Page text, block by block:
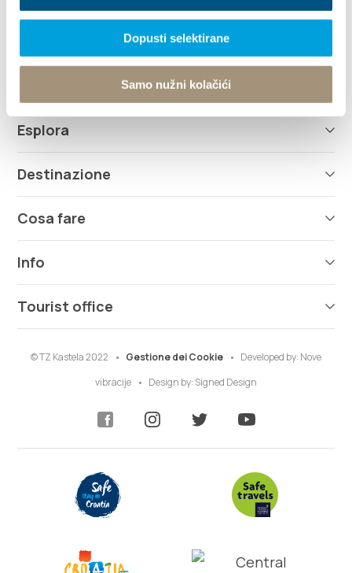
Dopusti selektirane
Samo nužni kolačići
+385 21 227 933
info@kastela-info.hr
Esplora
Destinazione
Cosa fare
Info
Tourist office
© TZ Kastela 2022 Gestione dei Cookie Developed by: Nove
vibracije
Design by: Signed Design